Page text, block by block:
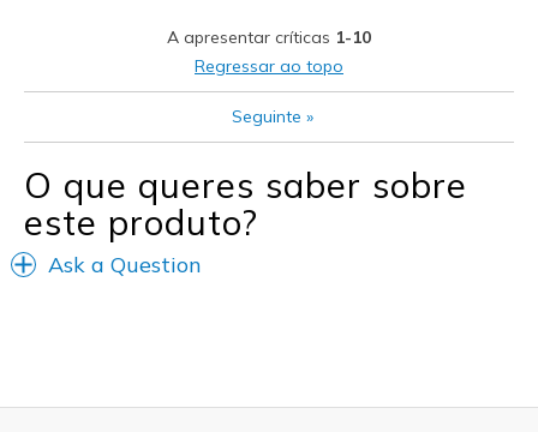
A apresentar críticas 1-10
Regressar ao topo
Seguinte »
O que queres saber sobre
este produto?
Ask a Question